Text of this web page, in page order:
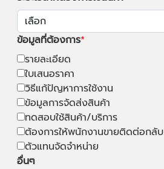
ข้อมูลที่ต้องการ
รายละเอียด
ใบเสนอราคา
วิธีแก้ปัญหาการใช้งาน
ข้อมูลการจัดส่งสินค้า
ทดสอบใช้สินค้า/บริการ
ต้องการให้พนักงานขายติดต่อกลับ
ตัวแทนจัดจำหน่าย
อื่นๆ